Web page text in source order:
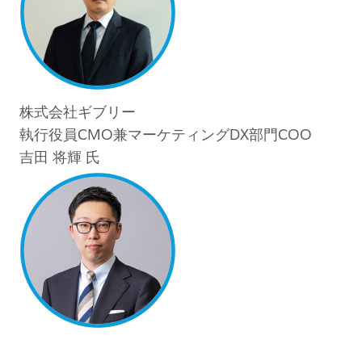
株式会社ギブリー
執行役員CMO兼マーケティングDX部門COO
吉田 将輝 氏